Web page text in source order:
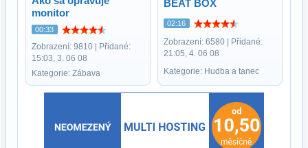
monitor
00:33
Zobrazení: 9810 | Přidané:
15:03, 3. 06 08
Kategorie: Zábava
BEAT BOX
02:16
Zobrazení: 6580 | Přidané:
21:05, 4. 06 08
Kategorie: Hudba a tanec